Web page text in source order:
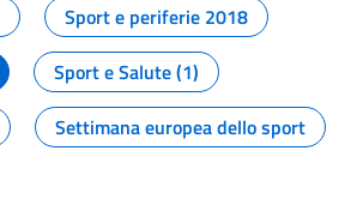
Sport e periferie 2018
Sport e Salute (1)
Settimana europea dello sport